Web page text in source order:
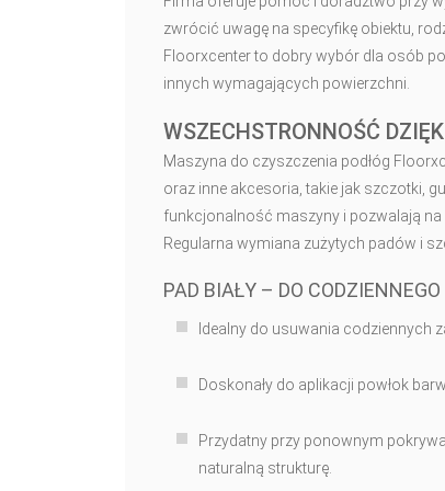
zwrócić uwagę na specyfikę obiektu,
Floorxcenter to dobry wybór dla osób
innych wymagających powierzchni.
WSZECHSTRONNOŚĆ
Maszyna do czyszczenia podłóg
oraz inne akcesoria, takie jak szczotki,
funkcjonalność maszyny i pozwalają
Regularna wymiana zużytych padów i
PAD BIAŁY – DO
Idealny do usuwania codziennych
Doskonały do aplikacji powłok
Przydatny przy ponownym
naturalną strukturę.